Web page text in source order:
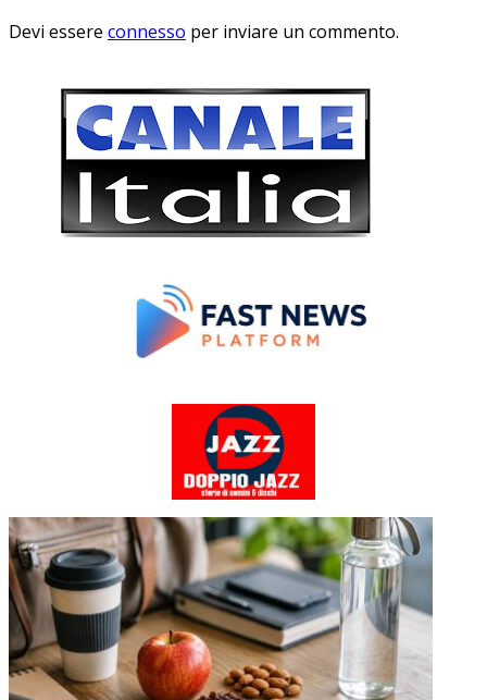
Devi essere connesso per inviare un commento.